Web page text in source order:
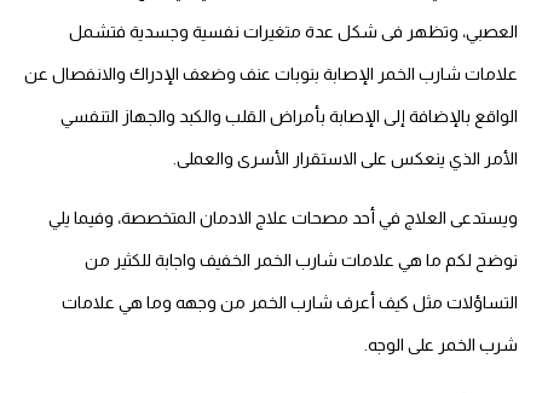
العصبي، وتظهر فى شكل عدة متغيرات نفسية وجسدية فتشمل
علامات شارب الخمر الإصابة بنوبات عنف وضعف الإدراك والانفصال عن
الواقع بالإضافة إلى الإصابة بأمراض القلب والكبد والجهاز التنفسي
الأمر الذي ينعكس على الاستقرار الأسرى والعملى.
ويستدعى العلاج في أحد مصحات علاج الادمان المتخصصة، وفيما يلي
نوضح لكم ما هي علامات شارب الخمر الخفيف واجابة للكثير من
التساؤلات مثل كيف أعرف شارب الخمر من وجهه وما هي علامات
شرب الخمر على الوجه.